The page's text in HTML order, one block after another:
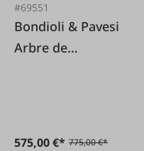
#69551
Bondioli & Pavesi
Arbre de
575,00 €* 775,00 €*